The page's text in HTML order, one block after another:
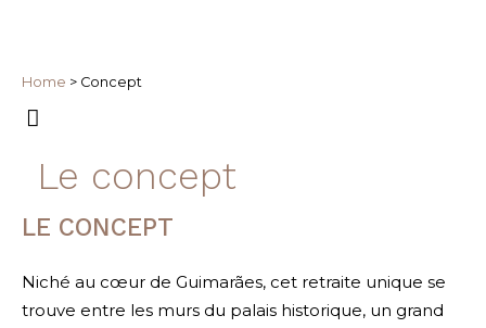
Home > Concept
Le concept
LE CONCEPT
Niché au cœur de Guimarães, cet retraite unique se
trouve entre les murs du palais historique, un grand